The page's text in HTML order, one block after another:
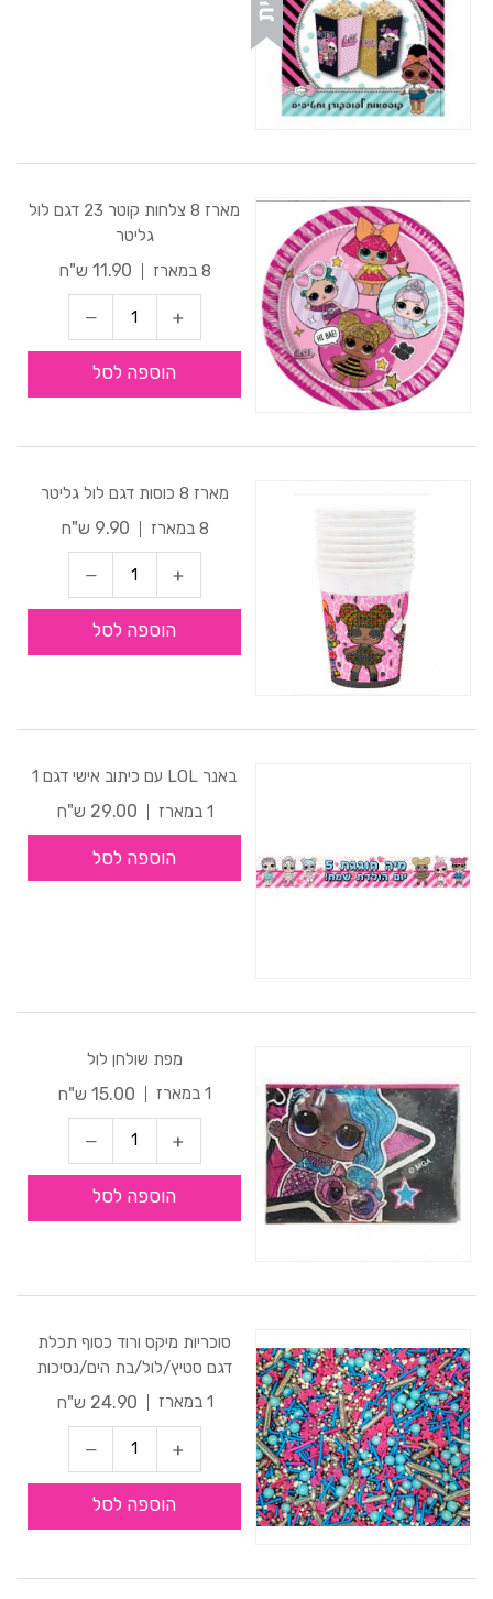
מארז 8 צלחות קוטר 23 דגם לול
גליטר
8 במארז
11.90 ש"ח
הוספה לסל
מארז 8 כוסות דגם לול גליטר
8 במארז
9.90 ש"ח
הוספה לסל
באנר LOL עם כיתוב אישי דגם 1
1 במארז
29.00 ש"ח
הוספה לסל
מפת שולחן לול
1 במארז
15.00 ש"ח
הוספה לסל
סוכריות מיקס ורוד כסוף תכלת
דגם סטיץ/לול/בת הים/נסיכות
1 במארז
24.90 ש"ח
הוספה לסל